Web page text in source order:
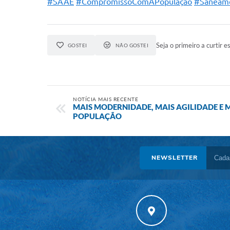
GOSTEI NÃO GOSTEI Seja o primeiro a curtir
NOTÍCIA MAIS RECENTE
MAIS MODERNIDADE, MAIS AGILIDADE E
POPULAÇÃO
NEWSLETTER